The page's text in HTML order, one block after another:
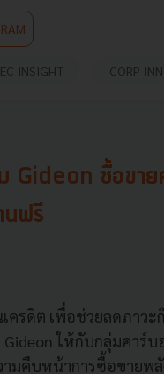
INSIGHT CORP
ซื้อขาย
นฟรี
รดิต เพื่อช่วยลดภาวะ
ให้กับกลุ่มคาร์
มคืบหน้าการซื้อขายพ